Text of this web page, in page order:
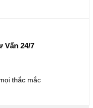
Vấn 24/7
thắc mắc